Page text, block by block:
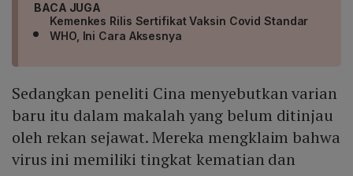
BACA JUGA
Kemenkes Rilis Sertifikat Vaksin Covid Standar
WHO, Ini Cara Aksesnya
Sedangkan peneliti Cina menyebutkan varian
baru itu dalam makalah yang belum ditinjau
oleh rekan sejawat. Mereka mengklaim bahwa
virus ini memiliki tingkat kematian dan